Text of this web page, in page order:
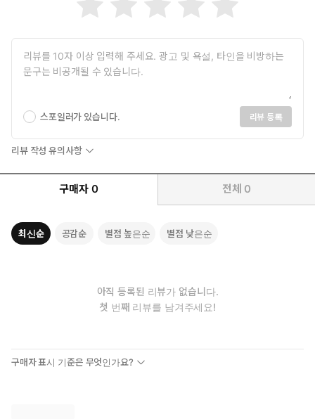
스포일러가 있습니다. 리뷰 등록
리뷰 작성 유의사항
구매자 0 전체 0
최신순 공감순 별점 높은순 별점 낮은순
아직 등록된 리뷰가 없습니다.
첫 번째 리뷰를 남겨주세요!
구매자 표시 기준은 무엇인가요?